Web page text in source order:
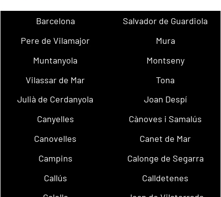
Barcelona
Salvador de Guardiola
Pere de Vilamajor
Mura
Muntanyola
Montseny
Vilassar de Mar
Tona
Julià de Cerdanyola
Joan Despí
Canyelles
Cànoves i Samalús
Canovelles
Canet de Mar
Campins
Calonge de Segarra
Callús
Calldetenes